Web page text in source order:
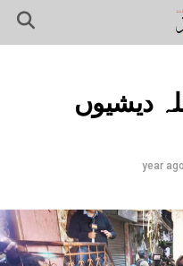
نے 5بنگلہ دیشیوں